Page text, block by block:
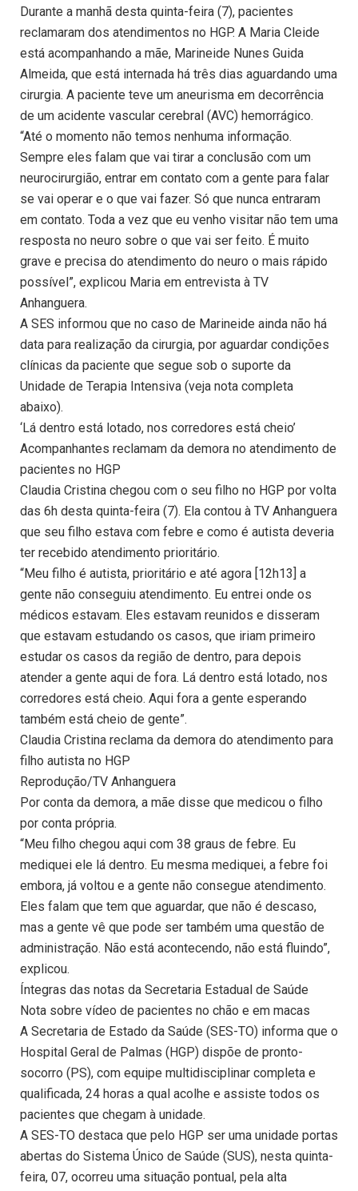
Durante a manhã desta quinta-feira (7), pacientes
reclamaram dos atendimentos no HGP. A Maria Cleide
está acompanhando a mãe, Marineide Nunes Guida
Almeida, que está internada há três dias aguardando uma
cirurgia. A paciente teve um aneurisma em decorrência
de um acidente vascular cerebral (AVC) hemorrágico.
“Até o momento não temos nenhuma informação.
Sempre eles falam que vai tirar a conclusão com um
neurocirurgião, entrar em contato com a gente para falar
se vai operar e o que vai fazer. Só que nunca entraram
em contato. Toda a vez que eu venho visitar não tem uma
resposta no neuro sobre o que vai ser feito. É muito
grave e precisa do atendimento do neuro o mais rápido
possível”, explicou Maria em entrevista à TV
Anhanguera.
A SES informou que no caso de Marineide ainda não há
data para realização da cirurgia, por aguardar condições
clínicas da paciente que segue sob o suporte da
Unidade de Terapia Intensiva (veja nota completa
abaixo).
‘Lá dentro está lotado, nos corredores está cheio’
Acompanhantes reclamam da demora no atendimento de
pacientes no HGP
Claudia Cristina chegou com o seu filho no HGP por volta
das 6h desta quinta-feira (7). Ela contou à TV Anhanguera
que seu filho estava com febre e como é autista deveria
ter recebido atendimento prioritário.
“Meu filho é autista, prioritário e até agora [12h13] a
gente não conseguiu atendimento. Eu entrei onde os
médicos estavam. Eles estavam reunidos e disseram
que estavam estudando os casos, que iriam primeiro
estudar os casos da região de dentro, para depois
atender a gente aqui de fora. Lá dentro está lotado, nos
corredores está cheio. Aqui fora a gente esperando
também está cheio de gente”.
Claudia Cristina reclama da demora do atendimento para
filho autista no HGP
Reprodução/TV Anhanguera
Por conta da demora, a mãe disse que medicou o filho
por conta própria.
“Meu filho chegou aqui com 38 graus de febre. Eu
mediquei ele lá dentro. Eu mesma mediquei, a febre foi
embora, já voltou e a gente não consegue atendimento.
Eles falam que tem que aguardar, que não é descaso,
mas a gente vê que pode ser também uma questão de
administração. Não está acontecendo, não está fluindo”,
explicou.
Íntegras das notas da Secretaria Estadual de Saúde
Nota sobre vídeo de pacientes no chão e em macas
A Secretaria de Estado da Saúde (SES-TO) informa que o
Hospital Geral de Palmas (HGP) dispõe de pronto-
socorro (PS), com equipe multidisciplinar completa e
qualificada, 24 horas a qual acolhe e assiste todos os
pacientes que chegam à unidade.
A SES-TO destaca que pelo HGP ser uma unidade portas
abertas do Sistema Único de Saúde (SUS), nesta quinta-
feira, 07, ocorreu uma situação pontual, pela alta